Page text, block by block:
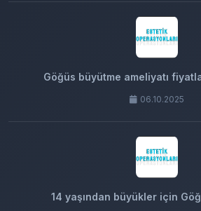
Göğüs büyütme ameliyatı
06.10.2025
14 yaşından büyükler için